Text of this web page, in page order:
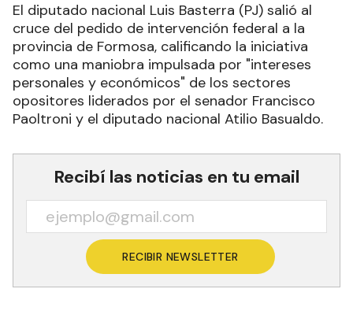
El diputado nacional Luis Basterra (PJ) salió al
cruce del pedido de intervención federal a la
provincia de Formosa, calificando la iniciativa
como una maniobra impulsada por "intereses
personales y económicos" de los sectores
opositores liderados por el senador Francisco
Paoltroni y el diputado nacional Atilio Basualdo.
Recibí las noticias en tu email
RECIBIR NEWSLETTER